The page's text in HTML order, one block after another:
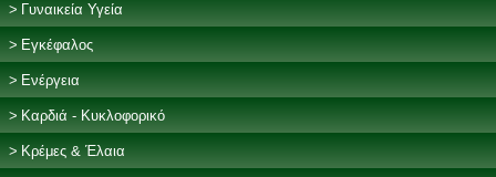
Γυναικεία Υγεία
Εγκέφαλος
Ενέργεια
Καρδιά - Κυκλοφορικό
Κρέμες & Έλαια